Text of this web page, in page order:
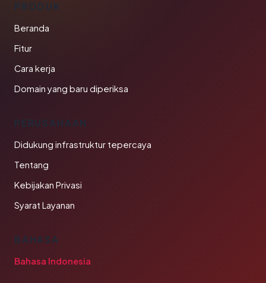
PRODUK
Beranda
Fitur
Cara kerja
Domain yang baru diperiksa
PERUSAHAAN
Didukung infrastruktur tepercaya
Tentang
Kebijakan Privasi
Syarat Layanan
BAHASA
Bahasa Indonesia